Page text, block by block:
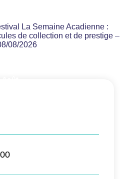
La Semaine Acadienne :
de collection et de prestige –
08/2026